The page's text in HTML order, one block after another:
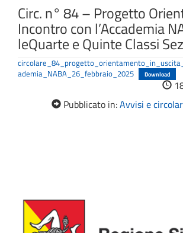
Circ. n° 84 – Progetto
Incontro con l’Accademia
leQuarte e Quinte Classi
ademia_NABA_26_febbraio_2025
Download
Pubblicato in:Avvisi e